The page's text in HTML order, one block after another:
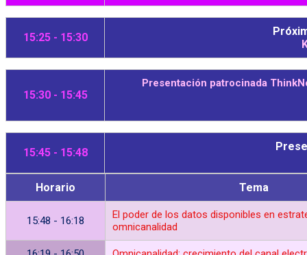
15:25 - 15:30
15:30 - 15:45
Presentación patrocinada
15:45 - 15:48
Horario Tema
15:48 - 16:18
El poder de los datos disponibles en
omnicanalidad